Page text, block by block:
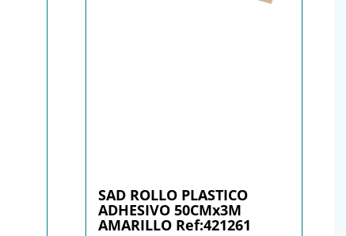
SAD ROLLO PLASTICO
ADHESIVO 50CMx3M
AMARILLO Ref:421261